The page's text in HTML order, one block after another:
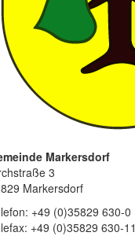
Markersdorf
3
Markersdorf
+49 (0)35829 630-0
+49 (0)35829 630-11